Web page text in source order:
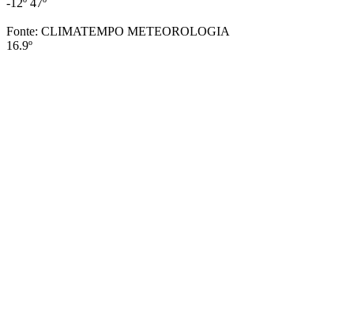
Fonte: CLIMATEMPO METEOROLOGIA
16.9º